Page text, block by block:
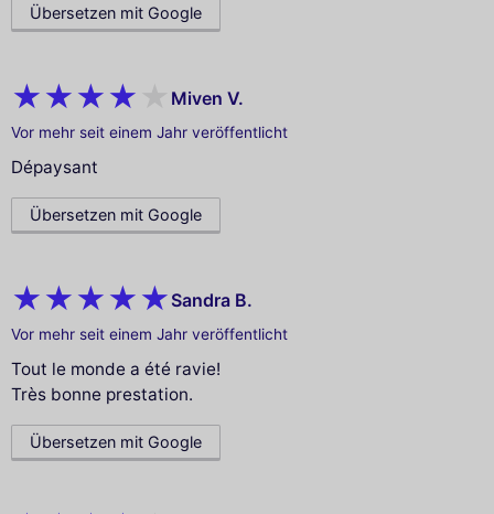
Übersetzen mit Google
Miven V.
Vor mehr seit einem Jahr veröffentlicht
Dépaysant
Übersetzen mit Google
Sandra B.
Vor mehr seit einem Jahr veröffentlicht
Tout le monde a été ravie!
Très bonne prestation.
Übersetzen mit Google